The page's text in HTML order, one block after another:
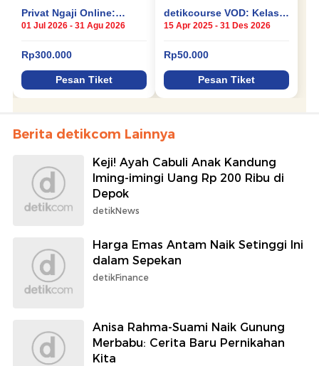
Berita detikcom Lainnya
Keji! Ayah Cabuli Anak Kandung
Iming-imingi Uang Rp 200 Ribu di
Depok
detikNews
Harga Emas Antam Naik Setinggi Ini
dalam Sepekan
detikFinance
Anisa Rahma-Suami Naik Gunung
Merbabu: Cerita Baru Pernikahan
Kita